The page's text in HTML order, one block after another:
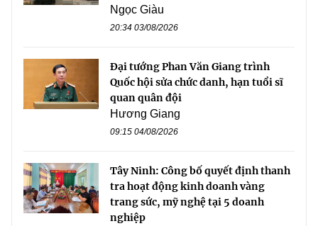
Ngọc Giàu
20:34 03/08/2026
Đại tướng Phan Văn Giang trình
Quốc hội sửa chức danh, hạn tuổi sĩ
quan quân đội
Hương Giang
09:15 04/08/2026
Tây Ninh: Công bố quyết định thanh
tra hoạt động kinh doanh vàng
trang sức, mỹ nghệ tại 5 doanh
nghiệp